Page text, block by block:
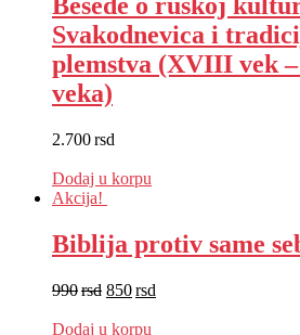
Besede o ruskoj
Svakodnevica i
plemstva (XVIII vek
veka)
2.700rsd
Dodaj u korpu
Akcija!
Biblija protiv same
990rsd 850rsd
Dodaj u korpu